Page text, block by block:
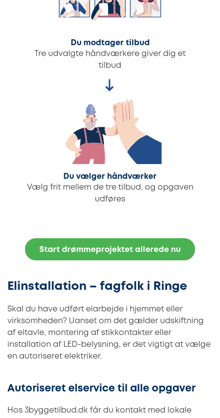
Du modtager tilbud
Tre udvalgte håndværkere giver dig et
tilbud
Du vælger håndværker
Vælg frit mellem de tre tilbud, og opgaven
udføres
Start drømmeprojektet allerede nu
Elinstallation – fagfolk i Ringe
Skal du have udført elarbejde i hjemmet eller
virksomheden? Uanset om det gælder udskiftning
af eltavle, montering af stikkontakter eller
installation af LED-belysning, er det vigtigt at vælge
en autoriseret elektriker.
Autoriseret elservice til alle opgaver
Hos 3byggetilbud.dk får du kontakt med lokale